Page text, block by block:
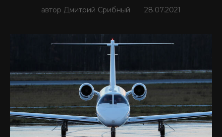
автор Дмитрий Срибный 28.07.2021